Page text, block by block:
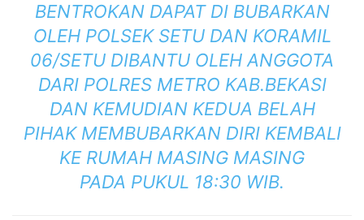
BENTROKAN DAPAT DI BUBARKAN
OLEH POLSEK SETU DAN KORAMIL
06/SETU DIBANTU OLEH ANGGOTA
DARI POLRES METRO KAB.BEKASI
DAN KEMUDIAN KEDUA BELAH
PIHAK MEMBUBARKAN DIRI KEMBALI
KE RUMAH MASING MASING
PADA PUKUL 18:30 WIB.